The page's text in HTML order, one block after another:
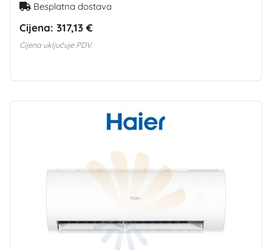
Besplatna dostava
Cijena: 317,13 €
Cijena uključuje PDV.